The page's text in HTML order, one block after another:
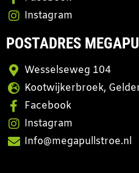
Instagram
POSTADRES
Wesselseweg 104
Kootwijkerbroek,
Facebook
Instagram
Info@megapullstroe.nl